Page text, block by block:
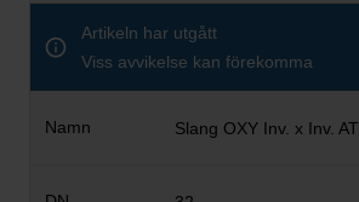
Artikeln har utgått
Viss avvikelse kan förekomma
Slang OXY Inv. x Inv. AT